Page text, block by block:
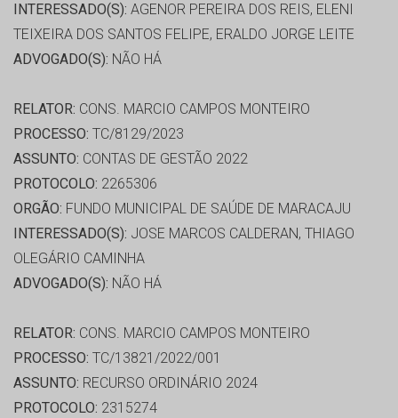
INTERESSADO(S): AGENOR PEREIRA DOS REIS, ELENI
TEIXEIRA DOS SANTOS FELIPE, ERALDO JORGE LEITE
ADVOGADO(S): NÃO HÁ
RELATOR: CONS. MARCIO CAMPOS MONTEIRO
PROCESSO: TC/8129/2023
ASSUNTO: CONTAS DE GESTÃO 2022
PROTOCOLO: 2265306
ORGÃO: FUNDO MUNICIPAL DE SAÚDE DE MARACAJU
INTERESSADO(S): JOSE MARCOS CALDERAN, THIAGO
OLEGÁRIO CAMINHA
ADVOGADO(S): NÃO HÁ
RELATOR: CONS. MARCIO CAMPOS MONTEIRO
PROCESSO: TC/13821/2022/001
ASSUNTO: RECURSO ORDINÁRIO 2024
PROTOCOLO: 2315274